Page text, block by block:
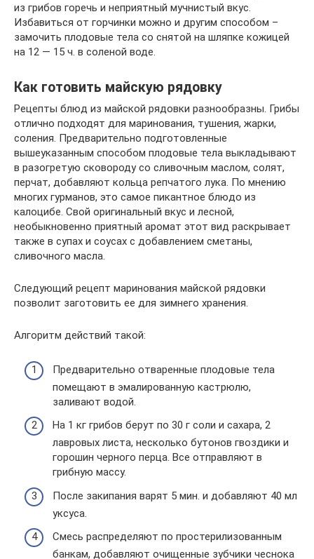
из грибов горечь и неприятный мучнистый вкус.
Избавиться от горчинки можно и другим способом –
замочить плодовые тела со снятой на шляпке кожицей
на 12 — 15 ч. в соленой воде.
Как готовить майскую рядовку
Рецепты блюд из майской рядовки разнообразны. Грибы
отлично подходят для маринования, тушения, жарки,
соления. Предварительно подготовленные
вышеуказанным способом плодовые тела выкладывают
в разогретую сковороду со сливочным маслом, солят,
перчат, добавляют кольца репчатого лука. По мнению
многих гурманов, это самое пикантное блюдо из
калоцибе. Свой оригинальный вкус и лесной,
необыкновенно приятный аромат этот вид раскрывает
также в супах и соусах с добавлением сметаны,
сливочного масла.
Следующий рецепт маринования майской рядовки
позволит заготовить ее для зимнего хранения.
Алгоритм действий такой:
Предварительно отваренные плодовые тела
помещают в эмалированную кастрюлю,
заливают водой.
На 1 кг грибов берут по 30 г соли и сахара, 2
лавровых листа, несколько бутонов гвоздики и
горошин черного перца. Все отправляют в
грибную массу.
После закипания варят 5 мин. и добавляют 40 мл
уксуса.
Смесь распределяют по простерилизованным
банкам, добавляют очищенные зубчики чеснока